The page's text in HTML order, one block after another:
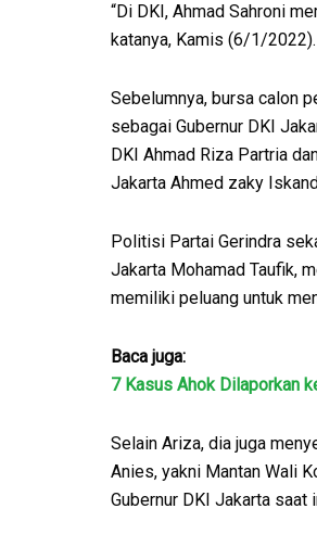
“Di DKI, Ahmad Sahroni
katanya, Kamis (6/1/2022).
Sebelumnya, bursa calon
sebagai Gubernur DKI
DKI Ahmad Riza Partria
Jakarta Ahmed zaky
Politisi Partai Gerindra
Jakarta Mohamad Taufik,
memiliki peluang untuk
Baca juga:
7 Kasus Ahok Dilaporkan
Selain Ariza, dia juga
Anies, yakni Mantan Wali
Gubernur DKI Jakarta